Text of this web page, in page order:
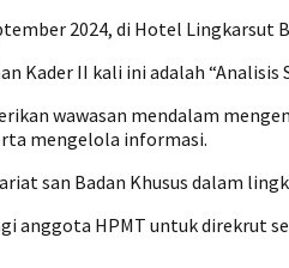
2024, di Hotel Lingkarsut
Kader II kali ini adalah “Analisis
wawasan mendalam
mengelola informasi.
san Badan Khusus dalam
anggota HPMT untuk direkrut